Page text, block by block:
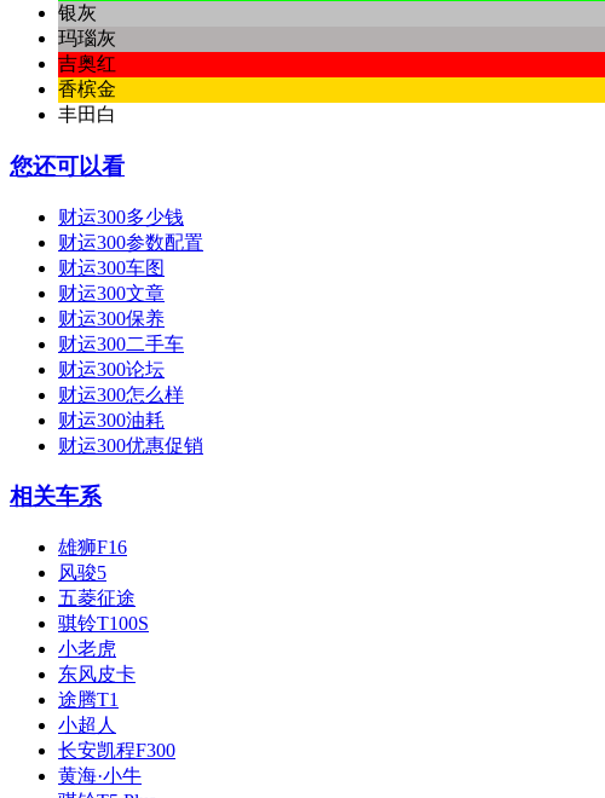
银灰
玛瑙灰
吉奥红
香槟金
丰田白
您还可以看
财运300多少钱
财运300参数配置
财运300车图
财运300文章
财运300保养
财运300二手车
财运300论坛
财运300怎么样
财运300油耗
财运300优惠促销
相关车系
雄狮F16
风骏5
五菱征途
骐铃T100S
小老虎
东风皮卡
途腾T1
小超人
长安凯程F300
黄海·小牛